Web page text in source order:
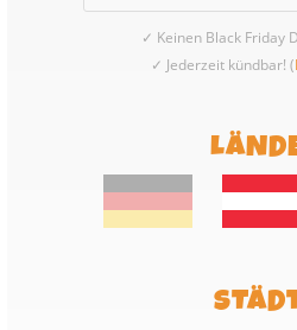
✓ Keinen Black Friday
✓ Jederzeit kündbar! (